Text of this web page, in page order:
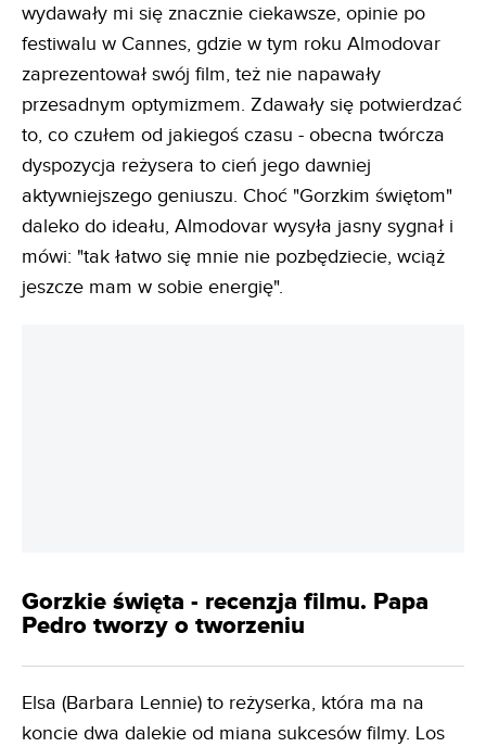
wydawały mi się znacznie ciekawsze, opinie po
festiwalu w Cannes, gdzie w tym roku Almodovar
zaprezentował swój film, też nie napawały
przesadnym optymizmem. Zdawały się potwierdzać
to, co czułem od jakiegoś czasu - obecna twórcza
dyspozycja reżysera to cień jego dawniej
aktywniejszego geniuszu. Choć "Gorzkim świętom"
daleko do ideału, Almodovar wysyła jasny sygnał i
mówi: "tak łatwo się mnie nie pozbędziecie, wciąż
jeszcze mam w sobie energię".
Gorzkie święta - recenzja filmu. Papa
Pedro tworzy o tworzeniu
Elsa (Barbara Lennie) to reżyserka, która ma na
koncie dwa dalekie od miana sukcesów filmy. Los